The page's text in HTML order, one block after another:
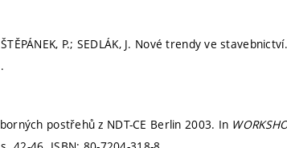
P.; SEDLÁK, J. Nové trendy ve stavebnictví.
postřehů z NDT-CE Berlin 2003. In